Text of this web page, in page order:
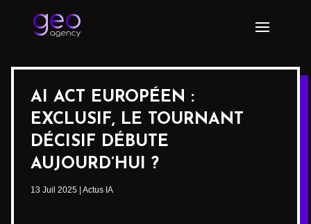
AI ACT EUROPÉEN :
EXCLUSIF, LE TOURNANT
DÉCISIF DÉBUTE
AUJOURD’HUI ?
13 Juil 2025 Actus IA